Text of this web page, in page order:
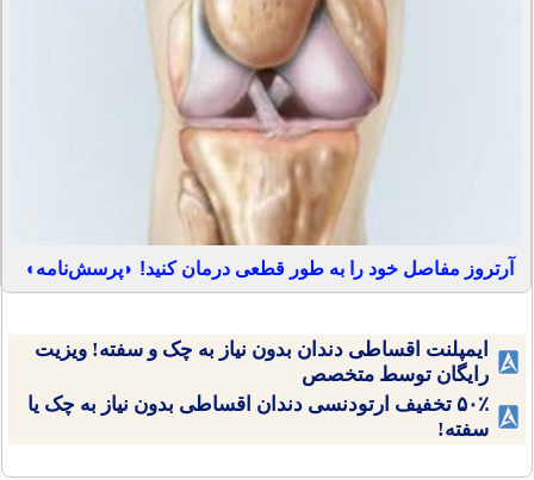
آرتروز مفاصل خود را به طور قطعی درمان کنید! ◗پرسش‌نامه◖
ایمپلنت اقساطی دندان بدون نیاز به چک و سفته! ویزیت
رایگان توسط متخصص
۵۰٪ تخفیف ارتودنسی دندان اقساطی بدون نیاز به چک یا
سفته!